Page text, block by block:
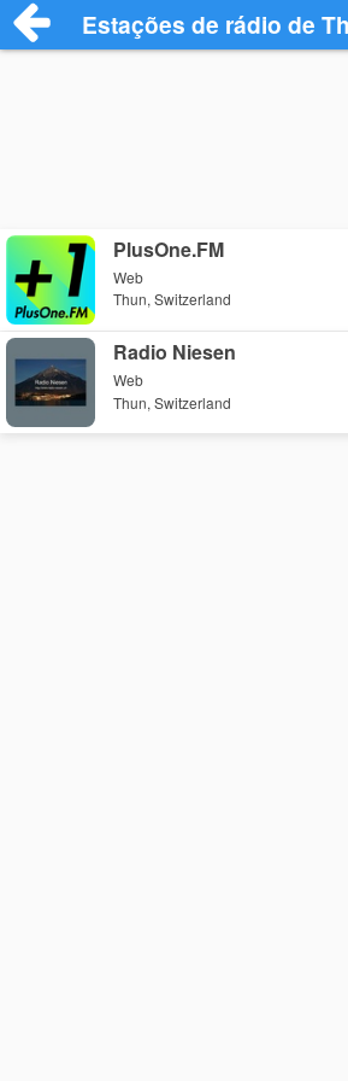
Estações de rádio de
PlusOne.FM
Web
Thun, Switzerland
Radio Niesen
Web
Thun, Switzerland